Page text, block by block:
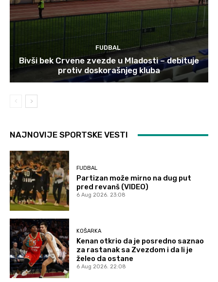
FUDBAL
Bivši bek Crvene zvezde u Mladosti – debituje
protiv doskorašnjeg kluba
NAJNOVIJE SPORTSKE VESTI
FUDBAL
Partizan može mirno na dug put
pred revanš (VIDEO)
6 Aug 2026. 23:08
KOŠARKA
Kenan otkrio da je posredno saznao
za rastanak sa Zvezdom i da li je
želeo da ostane
6 Aug 2026. 22:08